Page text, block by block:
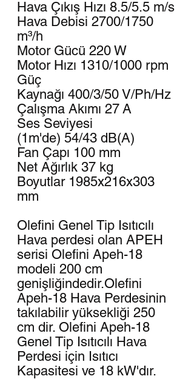
Hava Çıkış Hızı 8.5/5.5 m/s
Hava Debisi 2700/1750
m³/h
Motor Gücü 220 W
Motor Hızı 1310/1000 rpm
Güç
Kaynağı 400/3/50 V/Ph/Hz
Çalışma Akımı 27 A
Ses Seviyesi
(1m'de) 54/43 dB(A)
Fan Çapı 100 mm
Net Ağırlık 37 kg
Boyutlar 1985x216x303
mm
Olefini Genel Tip Isıtıcılı
Hava perdesi olan APEH
serisi Olefini Apeh-18
modeli 200 cm
genişliğindedir.Olefini
Apeh-18 Hava Perdesinin
takılabilir yüksekliği 250
cm dir. Olefini Apeh-18
Genel Tip Isıtıcılı Hava
Perdesi için Isıtıcı
Kapasitesi ve 18 kW'dır.